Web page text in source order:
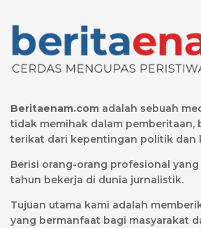
Beritaenam.com adalah sebuah
tidak memihak dalam pemberitaan,
terikat dari kepentingan politik dan
Berisi orang-orang profesional
tahun bekerja di dunia jurnalistik.
Tujuan utama kami adalah
yang bermanfaat bagi masyarakat